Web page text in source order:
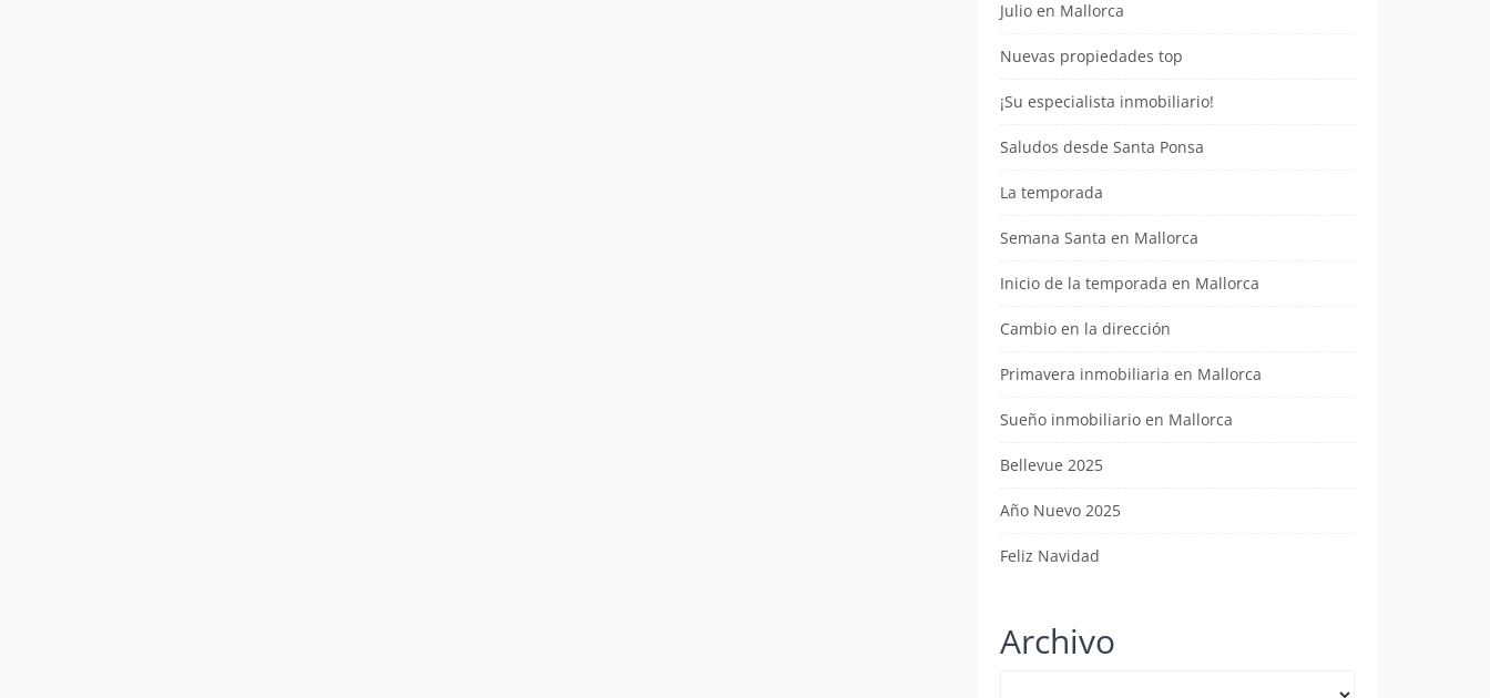
Julio en Mallorca
Nuevas propiedades top
¡Su especialista inmobiliario!
Saludos desde Santa Ponsa
La temporada
Semana Santa en Mallorca
Inicio de la temporada en Mallorca
Cambio en la dirección
Primavera inmobiliaria en Mallorca
Sueño inmobiliario en Mallorca
Bellevue 2025
Año Nuevo 2025
Feliz Navidad
Archivo